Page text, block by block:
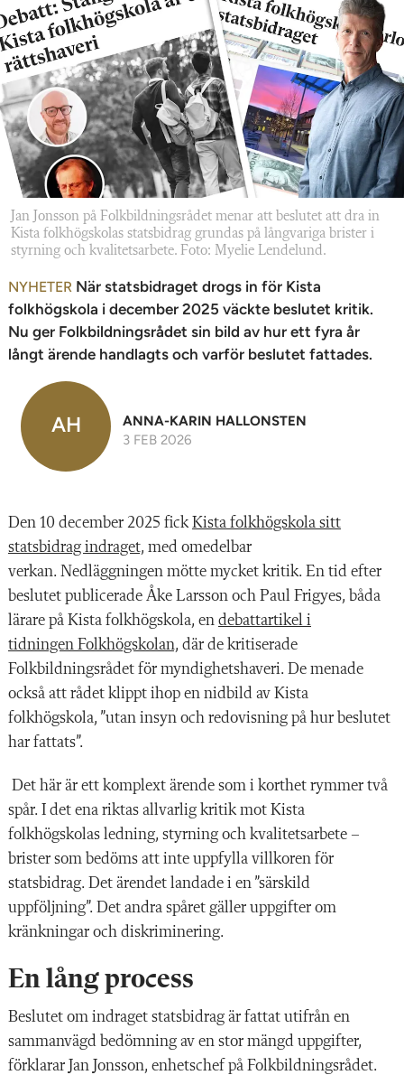
Jan Jonsson på Folkbildningsrådet menar att beslutet att dra in
Kista folkhögskolas statsbidrag grundas på långvariga brister i
styrning och kvalitetsarbete. Foto: Myelie Lendelund.
NYHETER När statsbidraget drogs in för Kista
folkhögskola i december 2025 väckte beslutet kritik.
Nu ger Folkbildningsrådet sin bild av hur ett fyra år
långt ärende handlagts och varför beslutet fattades.
AH
ANNA-KARIN HALLONSTEN
3 FEB 2026
Den 10 december 2025 fickKista folkhögskola sitt
statsbidrag indraget, med omedelbar
verkan. Nedläggningen mötte mycket kritik. En tid efter
beslutet publicerade Åke Larsson och Paul Frigyes, båda
lärare på Kista folkhögskola, en debattartikel i
tidningen Folkhögskolan, där de kritiserade
Folkbildningsrådet för myndighetshaveri. De menade
också att rådet klippt ihop en nidbild av Kista
folkhögskola, ”utan insyn och redovisning på hur beslutet
har fattats”.
Det här är ett komplext ärende som i korthet rymmer två
spår. I det ena riktas allvarlig kritik mot Kista
folkhögskolas ledning, styrning och kvalitetsarbete –
brister som bedöms att inte uppfylla villkoren för
statsbidrag. Det ärendet landade i en ”särskild
uppföljning”. Det andra spåret gäller uppgifter om
kränkningar och diskriminering.
En lång process
Beslutet om indraget statsbidrag är fattat utifrån en
sammanvägd bedömning av en stor mängd uppgifter,
förklarar Jan Jonsson, enhetschef på Folkbildningsrådet.